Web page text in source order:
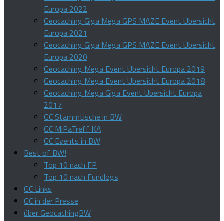
Europa 2022
Geocaching Giga Mega GPS MAZE Event Übersicht
Europa 2021
Geocaching Giga Mega GPS MAZE Event Übersicht
Europa 2020
Geocaching Mega Event Übersicht Europa 2019
Geocaching Mega Event Übersicht Europa 2018
Geocaching Mega Giga Event Übersicht Europa
2017
GC Stammtische in BW
GC MiPaTreff KA
GC Events in BW
Best of BW!
Top 10 nach FP
Top 10 nach Fundlogs
GC Links
GC in der Presse
über GeocachingBW